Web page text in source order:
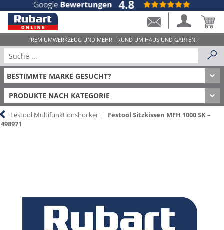
PRODUKTE NACH KATEGORIE
Festool Multifunktionshocker | Festool Sitzkissen MFH 1000 SK –
498971